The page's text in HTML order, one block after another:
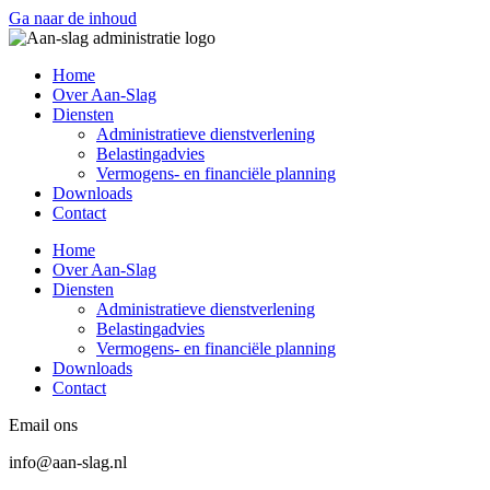
Ga naar de inhoud
Home
Over Aan-Slag
Diensten
Administratieve dienstverlening
Belastingadvies
Vermogens- en financiële planning
Downloads
Contact
Home
Over Aan-Slag
Diensten
Administratieve dienstverlening
Belastingadvies
Vermogens- en financiële planning
Downloads
Contact
Email ons
info@aan-slag.nl